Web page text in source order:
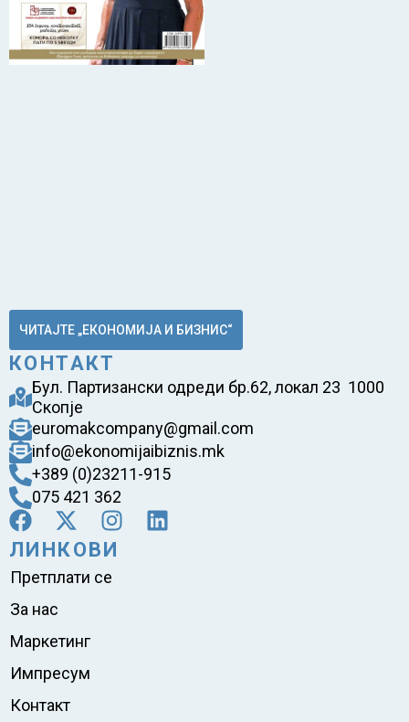
ЧИТАЈТЕ „ЕКОНОМИЈА И БИЗНИС“
КОНТАКТ
Бул. Партизански одреди бр.62, локал 23 1000
Скопје
euromakcompany@gmail.com
info@ekonomijaibiznis.mk
+389 (0)23211-915
075 421 362
ЛИНКОВИ
Претплати се
За нас
Маркетинг
Импресум
Контакт